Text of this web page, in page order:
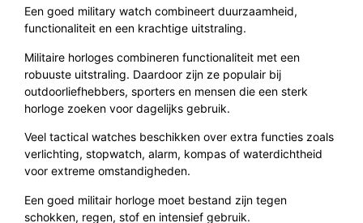
Een goed military watch combineert duurzaamheid,
functionaliteit en een krachtige uitstraling.
Militaire horloges combineren functionaliteit met een
robuuste uitstraling. Daardoor zijn ze populair bij
outdoorliefhebbers, sporters en mensen die een sterk
horloge zoeken voor dagelijks gebruik.
Veel tactical watches beschikken over extra functies zoals
verlichting, stopwatch, alarm, kompas of waterdichtheid
voor extreme omstandigheden.
Een goed militair horloge moet bestand zijn tegen
schokken, regen, stof en intensief gebruik.